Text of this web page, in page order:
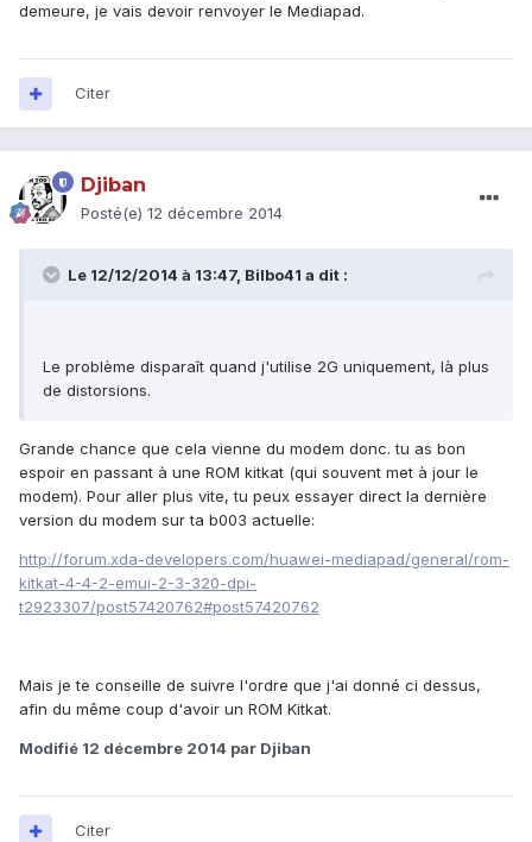
demeure, je vais devoir renvoyer le Mediapad.
Citer
Djiban
Posté(e) 12 décembre 2014
Le 12/12/2014 à 13:47, Bilbo41 a dit :
Le problème disparaît quand j'utilise 2G uniquement, là plus
de distorsions.
Grande chance que cela vienne du modem donc. tu as bon
espoir en passant à une ROM kitkat (qui souvent met à jour le
modem). Pour aller plus vite, tu peux essayer direct la dernière
version du modem sur ta b003 actuelle:
http://forum.xda-developers.com/huawei-mediapad/general/rom-
kitkat-4-4-2-emui-2-3-320-dpi-
t2923307/post57420762#post57420762
Mais je te conseille de suivre l'ordre que j'ai donné ci dessus,
afin du même coup d'avoir un ROM Kitkat.
Modifié 12 décembre 2014 par Djiban
Citer